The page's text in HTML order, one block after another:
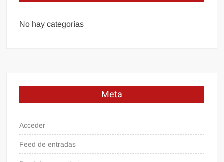
No hay categorías
Meta
Acceder
Feed de entradas